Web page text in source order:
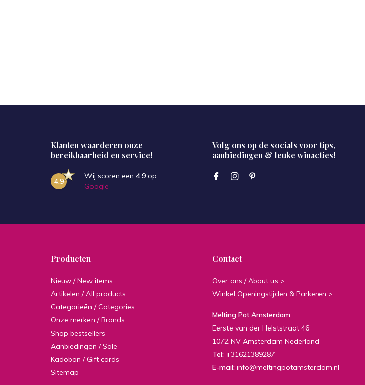
Klanten waarderen onze
bereikbaarheid en service!
4.9
Wij scoren een 4.9 op
Google
Volg ons op de socials voor tips,
aanbiedingen & leuke winacties!
Producten
Nieuw / New items
Artikelen / All products
Categorieën / Categories
Onze merken / Brands
Shop bestsellers
Aanbiedingen / Sale
Kadobon / Gift cards
Sitemap
Contact
Over ons / About us >
Winkel Openingstijden & Parkeren >
Melting Pot Amsterdam
Eerste van der Helststraat 46
1072 NV Amsterdam Nederland
Tel: +31621389287
E-mail: info@meltingpotamsterdam.nl